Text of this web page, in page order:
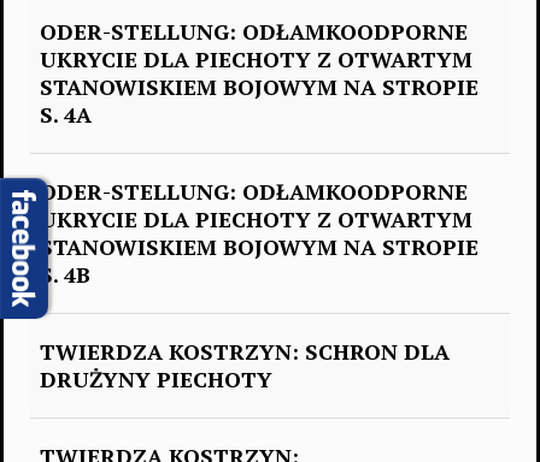
ODER-STELLUNG: ODŁAMKOODPORNE
UKRYCIE DLA PIECHOTY Z OTWARTYM
STANOWISKIEM BOJOWYM NA STROPIE
S. 4A
ODER-STELLUNG: ODŁAMKOODPORNE
UKRYCIE DLA PIECHOTY Z OTWARTYM
STANOWISKIEM BOJOWYM NA STROPIE
S. 4B
TWIERDZA KOSTRZYN: SCHRON DLA
DRUŻYNY PIECHOTY
TWIERDZA KOSTRZYN: